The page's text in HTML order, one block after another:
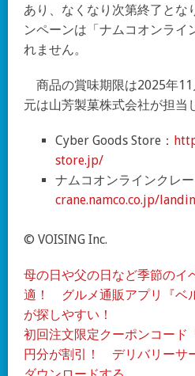
あり、なくなり次第終了とな
ンペーンは「ナムコオンライ
れません。
商品の賞味期限は2025年
元は山芳製菓株式会社が担当
Cyber Goods Store：
store.jp/
ナムコオンラインクレー
crane.namco.co.jp/
© VOISING Inc.
母の日や父の日など季節のイ
適！ グルメ通販アプリ『ベ
が探しやすい！
初回注文限定クーポンコード
円分が割引！ デリバリーサ